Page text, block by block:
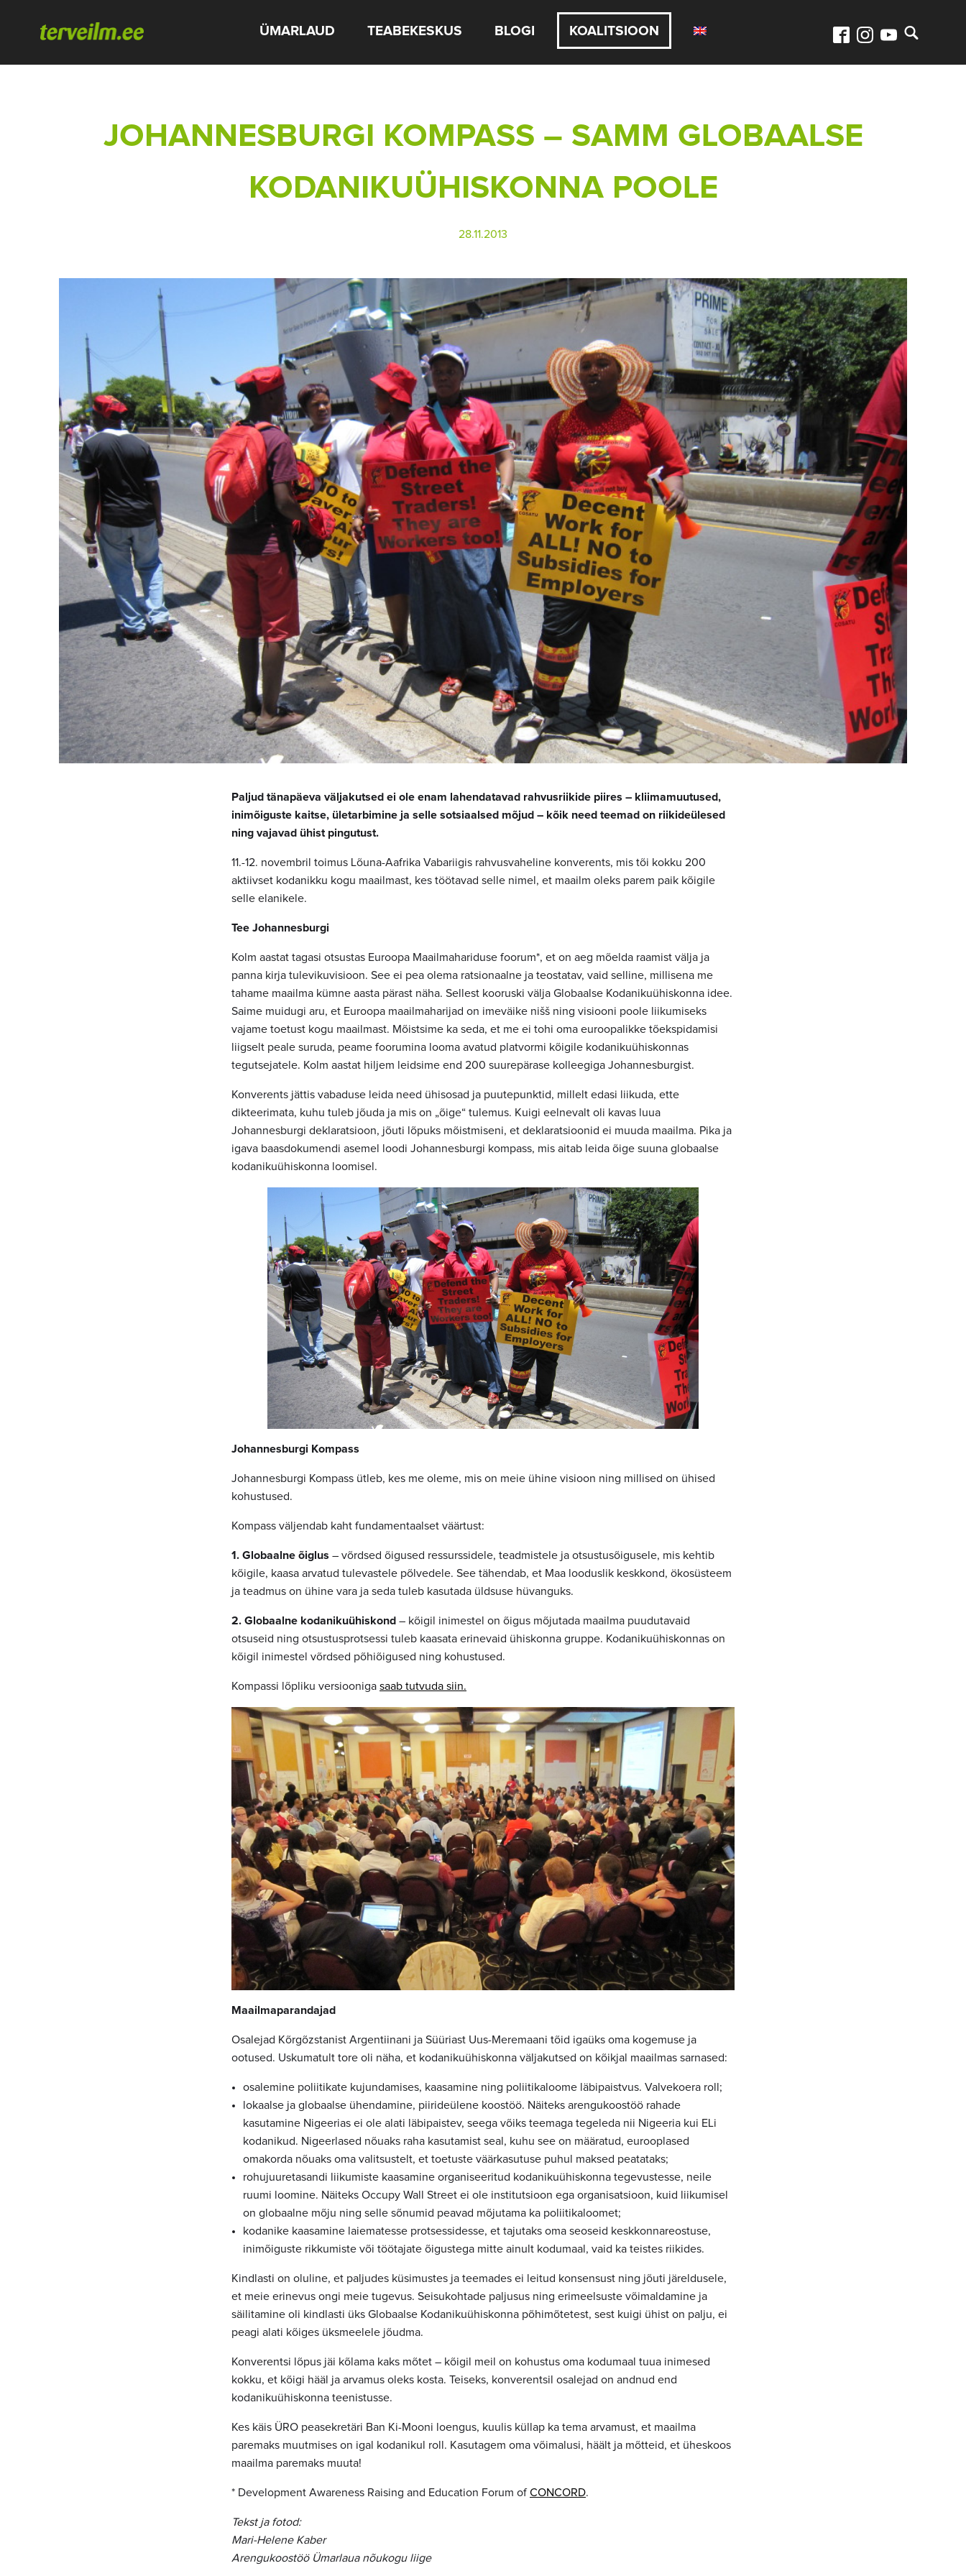
ÜMARLAUD TEABEKESKUS BLOGI KOALITSIOON
JOHANNESBURGI KOMPASS – SAMM GLOBAALSE
KODANIKUÜHISKONNA POOLE
28.11.2013
Paljud tänapäeva väljakutsed ei ole enam lahendatavad rahvusriikide piires – kliimamuutused,
inimõiguste kaitse, ületarbimine ja selle sotsiaalsed mõjud – kõik need teemad on riikideülesed
ning vajavad ühist pingutust.
11.-12. novembril toimus Lõuna-Aafrika Vabariigis rahvusvaheline konverents, mis tõi kokku 200
aktiivset kodanikku kogu maailmast, kes töötavad selle nimel, et maailm oleks parem paik kõigile
selle elanikele.
Tee Johannesburgi
Kolm aastat tagasi otsustas Euroopa Maailmahariduse foorum*, et on aeg mõelda raamist välja ja
panna kirja tulevikuvisioon. See ei pea olema ratsionaalne ja teostatav, vaid selline, millisena me
tahame maailma kümne aasta pärast näha. Sellest kooruski välja Globaalse Kodanikuühiskonna idee.
Saime muidugi aru, et Euroopa maailmaharijad on imeväike nišš ning visiooni poole liikumiseks
vajame toetust kogu maailmast. Mõistsime ka seda, et me ei tohi oma euroopalikke tõekspidamisi
liigselt peale suruda, peame foorumina looma avatud platvormi kõigile kodanikuühiskonnas
tegutsejatele. Kolm aastat hiljem leidsime end 200 suurepärase kolleegiga Johannesburgist.
Konverents jättis vabaduse leida need ühisosad ja puutepunktid, millelt edasi liikuda, ette
dikteerimata, kuhu tuleb jõuda ja mis on „õige“ tulemus. Kuigi eelnevalt oli kavas luua
Johannesburgi deklaratsioon, jõuti lõpuks mõistmiseni, et deklaratsioonid ei muuda maailma. Pika ja
igava baasdokumendi asemel loodi Johannesburgi kompass, mis aitab leida õige suuna globaalse
kodanikuühiskonna loomisel.
Johannesburgi Kompass
Johannesburgi Kompass ütleb, kes me oleme, mis on meie ühine visioon ning millised on ühised
kohustused.
Kompass väljendab kaht fundamentaalset väärtust:
1. Globaalne õiglus – võrdsed õigused ressurssidele, teadmistele ja otsustusõigusele, mis kehtib
kõigile, kaasa arvatud tulevastele põlvedele. See tähendab, et Maa looduslik keskkond, ökosüsteem
ja teadmus on ühine vara ja seda tuleb kasutada üldsuse hüvanguks.
2. Globaalne kodanikuühiskond – kõigil inimestel on õigus mõjutada maailma puudutavaid
otsuseid ning otsustusprotsessi tuleb kaasata erinevaid ühiskonna gruppe. Kodanikuühiskonnas on
kõigil inimestel võrdsed põhiõigused ning kohustused.
Kompassi lõpliku versiooniga saab tutvuda siin.
Maailmaparandajad
Osalejad Kõrgõzstanist Argentiinani ja Süüriast Uus-Meremaani tõid igaüks oma kogemuse ja
ootused. Uskumatult tore oli näha, et kodanikuühiskonna väljakutsed on kõikjal maailmas sarnased:
osalemine poliitikate kujundamises, kaasamine ning poliitikaloome läbipaistvus. Valvekoera roll;
lokaalse ja globaalse ühendamine, piirideülene koostöö. Näiteks arengukoostöö rahade
kasutamine Nigeerias ei ole alati läbipaistev, seega võiks teemaga tegeleda nii Nigeeria kui ELi
kodanikud. Nigeerlased nõuaks raha kasutamist seal, kuhu see on määratud, eurooplased
omakorda nõuaks oma valitsustelt, et toetuste väärkasutuse puhul maksed peatataks;
rohujuuretasandi liikumiste kaasamine organiseeritud kodanikuühiskonna tegevustesse, neile
ruumi loomine. Näiteks Occupy Wall Street ei ole institutsioon ega organisatsioon, kuid liikumisel
on globaalne mõju ning selle sõnumid peavad mõjutama ka poliitikaloomet;
kodanike kaasamine laiematesse protsessidesse, et tajutaks oma seoseid keskkonnareostuse,
inimõiguste rikkumiste või töötajate õigustega mitte ainult kodumaal, vaid ka teistes riikides.
Kindlasti on oluline, et paljudes küsimustes ja teemades ei leitud konsensust ning jõuti järeldusele,
et meie erinevus ongi meie tugevus. Seisukohtade paljusus ning erimeelsuste võimaldamine ja
säilitamine oli kindlasti üks Globaalse Kodanikuühiskonna põhimõtetest, sest kuigi ühist on palju, ei
peagi alati kõiges üksmeelele jõudma.
Konverentsi lõpus jäi kõlama kaks mõtet – kõigil meil on kohustus oma kodumaal tuua inimesed
kokku, et kõigi hääl ja arvamus oleks kosta. Teiseks, konverentsil osalejad on andnud end
kodanikuühiskonna teenistusse.
Kes käis ÜRO peasekretäri Ban Ki-Mooni loengus, kuulis küllap ka tema arvamust, et maailma
paremaks muutmises on igal kodanikul roll. Kasutagem oma võimalusi, häält ja mõtteid, et üheskoos
maailma paremaks muuta!
* Development Awareness Raising and Education Forum ofCONCORD.
Tekst ja fotod:
Mari-Helene Kaber
Arengukoostöö Ümarlaua nõukogu liige